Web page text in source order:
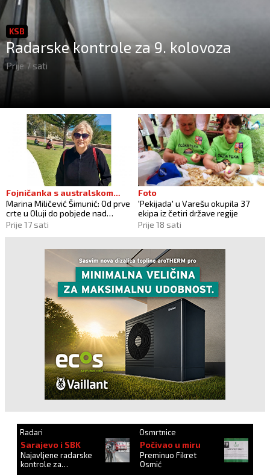
KSB
Radarske kontrole za 9. kolovoza
Prije 7 sati
Fojničanka s australskom
adresom
Marina Miličević Šimunić: Od prve
crte u Oluji do pobjede nad
vlastitim „olujama“
Prije 17 sati
Foto
'Pekijada' u Varešu okupila 37
ekipa iz četiri države regije
Prije 18 sati
Radari
Sarajevo i SBK
Najavljene radarske
kontrole za
Osmrtnice
Počivao u miru
Preminuo Fikret
Osmić